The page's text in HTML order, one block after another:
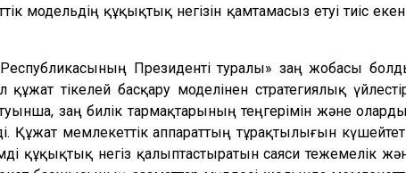
модельдің құқықтық негізін қамтамасыз етуі тиіс
Республикасының Президенті туралы» заң жобасы
тікелей басқару моделінен стратегиялық
заң билік тармақтарының теңгерімін және
Құжат мемлекеттік аппараттың тұрақтылығын
құқықтық негіз қалыптастыратын саяси тежемелік